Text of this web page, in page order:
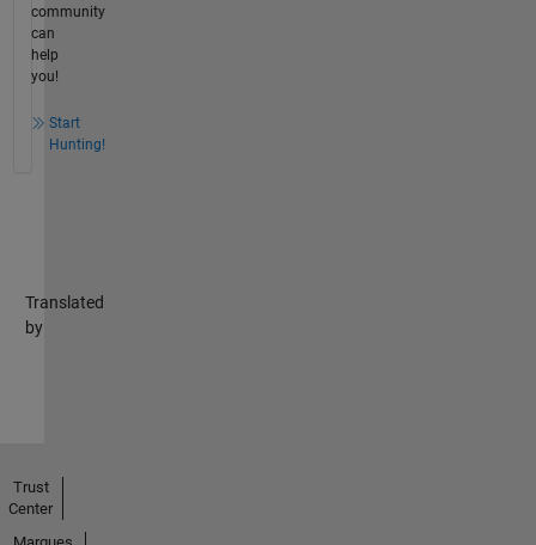
community
can
help
you!
Start
Hunting!
Translated
by
Trust
Center
Marques